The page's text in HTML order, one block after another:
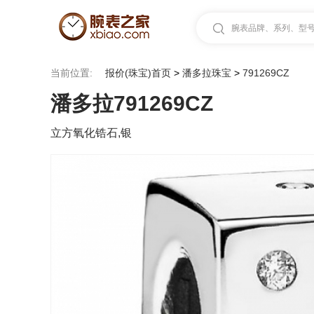
腕表品牌、系列、型
当前位置: 报价(珠宝)首页 > 潘多拉珠宝 > 791269CZ
潘多拉791269CZ
立方氧化锆石,银